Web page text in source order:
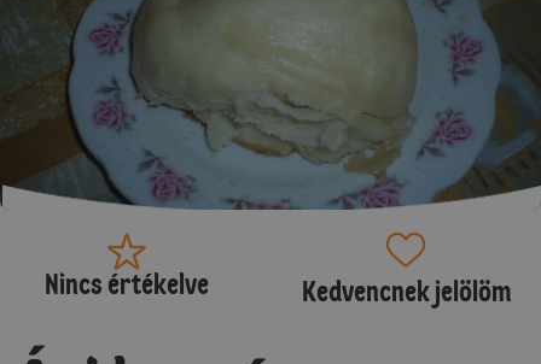
Nincs értékelve Kedvencnek jelölöm